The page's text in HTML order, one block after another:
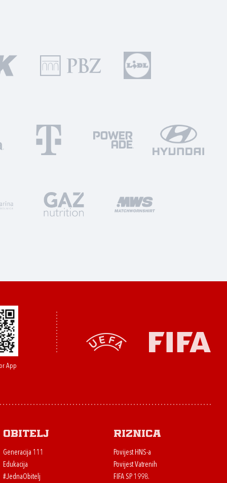
App
Obitelj
Generacija 111
Edukacija
#JednaObitelj
Riznica
Povijest HNS-a
Povijest Vatrenih
FIFA SP 1998.